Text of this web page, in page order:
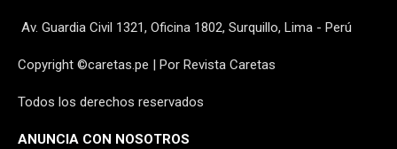
Av. Guardia Civil 1321, Oficina 1802, Surquillo, Lima - Perú
Copyright ©caretas.pe | Por Revista Caretas
Todos los derechos reservados
ANUNCIA CON NOSOTROS